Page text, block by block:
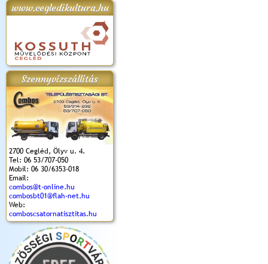
www.cegledikultura.hu
Szennyvízszállítás
2700 Cegléd, Ölyv u. 4.
Tel: 06 53/707-050
Mobil: 06 30/6353-018
Email:
combos@t-online.hu
combosbt01@flah-net.hu
Web:
comboscsatornatisztitas.hu
2018.
Kossuth Toborzó
Ünnepély
Szent István Ünnepe
(2017. 08. 20.)